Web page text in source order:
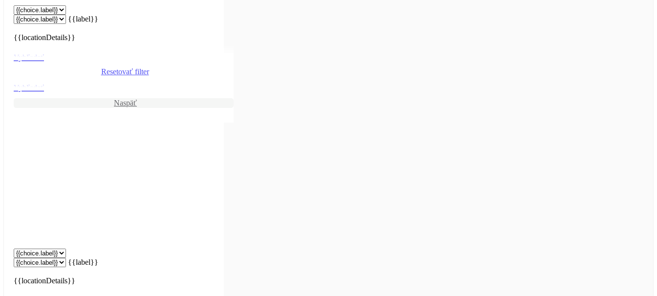
{{label}}
{{locationDetails}}
Vyhľadať
Resetovať filter
Vyhľadať
Naspäť
{{label}}
{{locationDetails}}